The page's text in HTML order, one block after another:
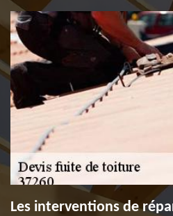
Les interventions de